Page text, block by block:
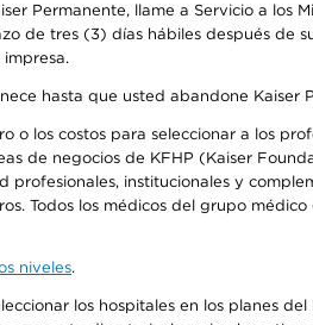
llame a Servicio a los
de tres (3) días hábiles después de
hasta que usted abandone Kaiser
los costos para seleccionar a los
de negocios de KFHP (Kaiser
institucionales y
Todos los médicos del grupo
niveles.
los hospitales en los planes